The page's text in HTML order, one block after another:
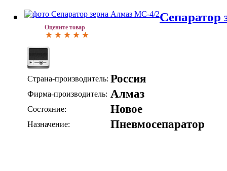
Оцените товар
Сепаратор
Страна-производитель: Россия
Фирма-производитель: Алмаз
Состояние: Новое
Назначение: Пневмосепаратор